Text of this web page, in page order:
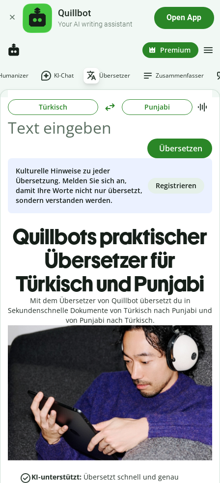
Quillbot
Your AI writing assistant
Open App
Premium
KI-Chat Übersetzer Zusammenfasser
Türkisch Punjabi
Übersetzen
Kulturelle Hinweise zu jeder
Übersetzung. Melden Sie sich an,
damit Ihre Worte nicht nur übersetzt,
sondern verstanden werden.
Registrieren
Quillbots praktischer
Übersetzer für
Türkisch und Punjabi
Mit dem Übersetzer von Quillbot übersetzt du in
Sekundenschnelle Dokumente von Türkisch nach Punjabi und
von Punjabi nach Türkisch.
KI-unterstützt: Übersetzt schnell und genau